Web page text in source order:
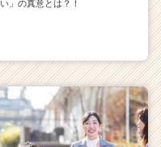
い」の真意とは？！